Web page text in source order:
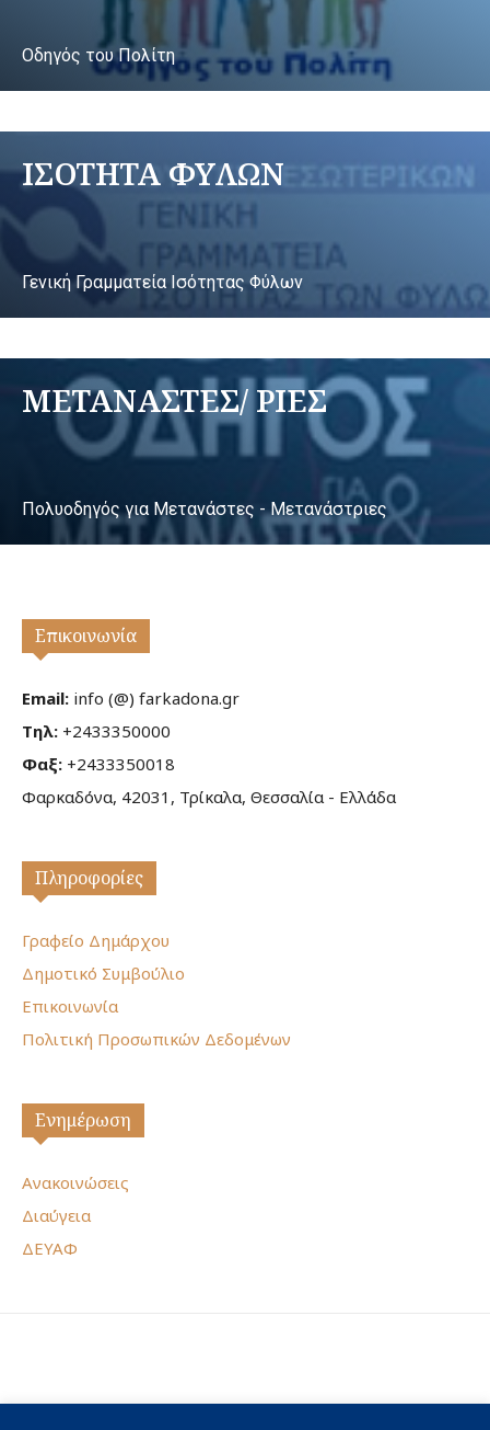
Οδηγός του Πολίτη
ΙΣΟΤΗΤΑ ΦΥΛΩΝ
Γενική Γραμματεία Ισότητας Φύλων
ΜΕΤΑΝΑΣΤΕΣ/ ΡΙΕΣ
Πολυοδηγός για Μετανάστες - Μετανάστριες
Επικοινωνία
Email: info (@) farkadona.gr
Τηλ: +2433350000
Φαξ: +2433350018
Φαρκαδόνα, 42031, Τρίκαλα, Θεσσαλία - Ελλάδα
Πληροφορίες
Γραφείο Δημάρχου
Δημοτικό Συμβούλιο
Επικοινωνία
Πολιτική Προσωπικών Δεδομένων
Ενημέρωση
Ανακοινώσεις
Διαύγεια
ΔΕΥΑΦ